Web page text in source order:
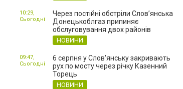
Через постійні обстріли Слов’янська
Донецькоблгаз припиняє
обслуговування двох районів
НОВИНИ
10:29,
Сьогодні
6 серпня у Слов'янську закривають
рух по мосту через річку Казенний
Торець
НОВИНИ
09:47,
Сьогодні